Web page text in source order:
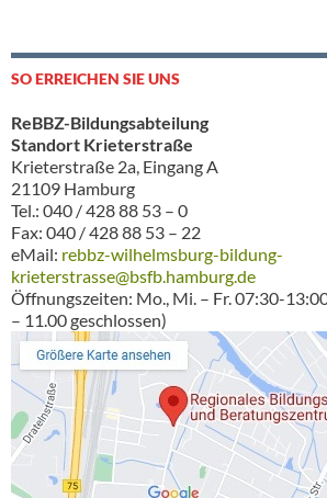
SO ERREICHEN SIE UNS
ReBBZ-Bildungsabteilung
Standort Krieterstraße
Krieterstraße 2a, Eingang A
21109 Hamburg
Tel.: 040 / 428 88 53 – 0
Fax: 040 / 428 88 53 – 22
eMail: rebbz-wilhelmsburg-bildung-
krieterstrasse@bsfb.hamburg.de
Öffnungszeiten: Mo., Mi. – Fr. 07:30-
– 11.00 geschlossen)